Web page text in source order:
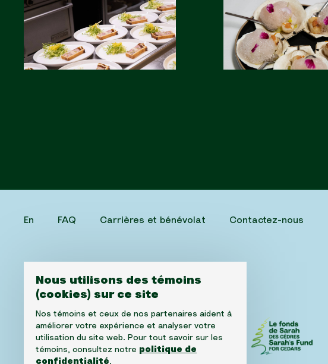
Nous utilisons des témoins
(cookies) sur ce site
Nos témoins et ceux de nos partenaires aident à
améliorer votre expérience et analyser votre
utilisation du site web. Pour tout savoir sur les
témoins, consultez notre politique de
confidentialité.
En FAQ Carrières et bénévolat Contactez-nous